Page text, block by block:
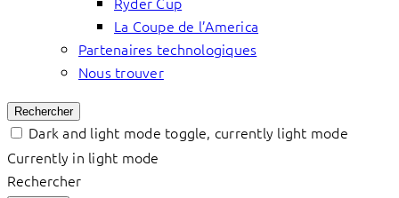
La Coupe de l’America
Partenaires technologiques
Nous trouver
Rechercher
Dark and light mode toggle, currently light mode
Currently in light mode
Rechercher